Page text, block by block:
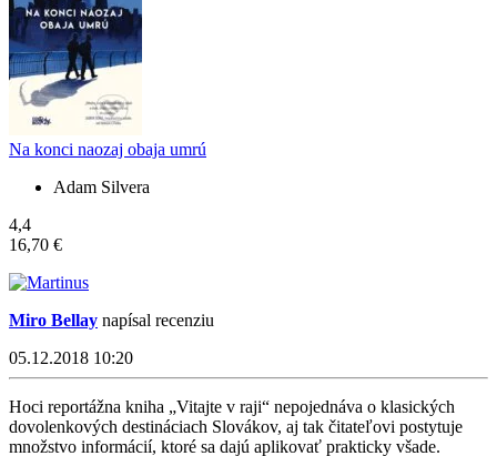
Na konci naozaj obaja umrú
Adam Silvera
4,4
16,70 €
Miro Bellay napísal recenziu
05.12.2018 10:20
Hoci reportážna kniha „Vitajte v raji“ nepojednáva o klasických
dovolenkových destináciach Slovákov, aj tak čitateľovi postytuje
množstvo informácií, ktoré sa dajú aplikovať prakticky všade.